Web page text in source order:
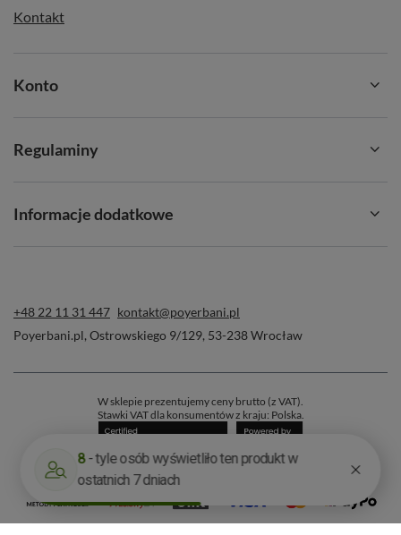
Kontakt
Konto
Regulaminy
Informacje dodatkowe
+48 22 11 31 447 kontakt@poyerbani.pl
Poyerbani.pl, Ostrowskiego 9/129, 53-238Wrocław
W sklepie prezentujemy ceny brutto (z VAT).
Stawki VAT dla konsumentów z kraju: Polska.